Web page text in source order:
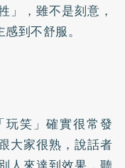
」，雖不是刻意，
到不舒服。
笑」確實很常發
大家很熟，說話者